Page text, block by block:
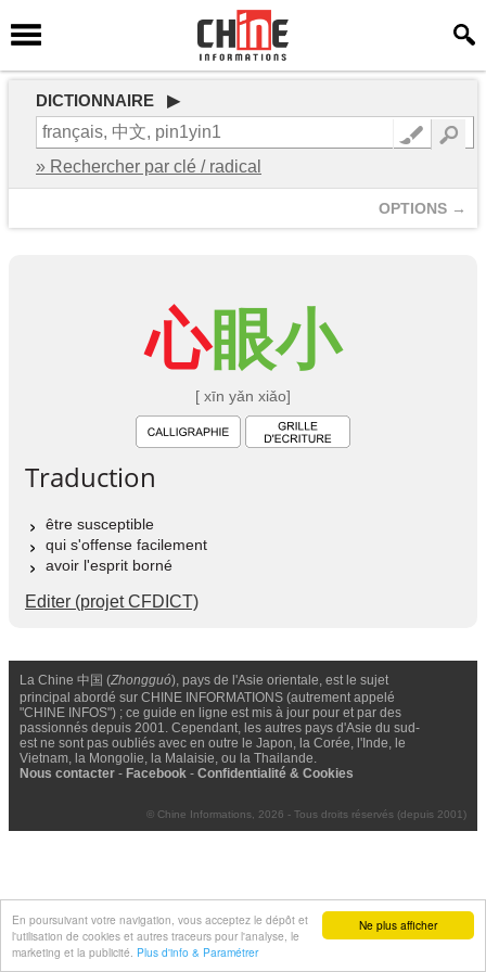
Ne plus afficher
En poursuivant votre navigation, vous acceptez le dépôt et
l'utilisation de cookies et autres traceurs pour l'analyse, le
marketing et la publicité. Plus d'info & Paramétrer
DICTIONNAIRE ▶
» Rechercher par clé / radical
OPTIONS →
心眼小
[ xīn yǎn xiǎo]
Traduction
être susceptible
qui s'offense facilement
avoir l'esprit borné
Editer (projet CFDICT)
La Chine 中国 (Zhongguó), pays de l'Asie orientale, est le sujet
principal abordé sur CHINE INFORMATIONS (autrement appelé
"CHINE INFOS") ; ce guide en ligne est mis à jour pour et par des
passionnés depuis 2001. Cependant, les autres pays d'Asie du sud-
est ne sont pas oubliés avec en outre le Japon, la Corée, l'Inde, le
Vietnam, la Mongolie, la Malaisie, ou la Thailande.
Nous contacter - Facebook - Confidentialité & Cookies
© Chine Informations, 2026 - Tous droits réservés (depuis 2001)